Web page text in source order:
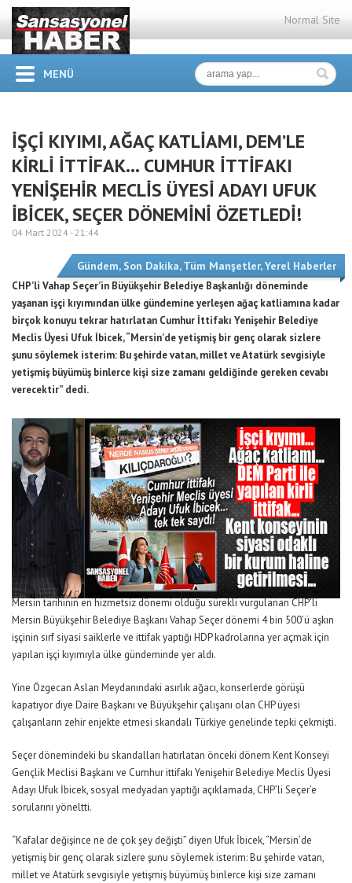
Normal Site
MENÜ
İŞÇİ KIYIMI, AĞAÇ KATLİAMI, DEM’LE
KİRLİ İTTİFAK… CUMHUR İTTİFAKI
YENİŞEHİR MECLİS ÜYESİ ADAYI UFUK
İBİCEK, SEÇER DÖNEMİNİ ÖZETLEDİ!
04 Mart 2024 -21:44
Gündem, Son Dakika,Tüm Manşetler,Yerel Haberler
CHP’li Vahap Seçer’in Büyükşehir Belediye Başkanlığı döneminde
yaşanan işçi kıyımından ülke gündemine yerleşen ağaç katliamına kadar
birçok konuyu tekrar hatırlatan Cumhur İttifakı Yenişehir Belediye
Meclis Üyesi Ufuk İbicek, “Mersin’de yetişmiş bir genç olarak sizlere
şunu söylemek isterim: Bu şehirde vatan, millet ve Atatürk sevgisiyle
yetişmiş büyümüş binlerce kişi size zamanı geldiğinde gereken cevabı
verecektir” dedi.
Mersin tarihinin en hizmetsiz dönemi olduğu sürekli vurgulanan CHP’li
Mersin Büyükşehir Belediye Başkanı Vahap Seçer dönemi 4 bin 500’ü aşkın
işçinin sırf siyasi saiklerle ve ittifak yaptığı HDP kadrolarına yer açmak için
yapılan işçi kıyımıyla ülke gündeminde yer aldı.
Yine Özgecan Aslan Meydanındaki asırlık ağacı, konserlerde görüşü
kapatıyor diye Daire Başkanı ve Büyükşehir çalışanı olan CHP üyesi
çalışanların zehir enjekte etmesi skandalı Türkiye genelinde tepki çekmişti.
Seçer dönemindeki bu skandalları hatırlatan önceki dönem Kent Konseyi
Gençlik Meclisi Başkanı ve Cumhur ittifakı Yenişehir Belediye Meclis Üyesi
Adayı Ufuk İbicek, sosyal medyadan yaptığı açıklamada, CHP’li Seçer’e
sorularını yöneltti.
“Kafalar değişince ne de çok şey değişti” diyen Ufuk İbicek, “Mersin’de
yetişmiş bir genç olarak sizlere şunu söylemek isterim: Bu şehirde vatan,
millet ve Atatürk sevgisiyle yetişmiş büyümüş binlerce kişi size zamanı